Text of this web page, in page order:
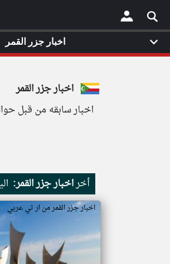
×
اخبار جزر القمر
اخبار سابقه من قبل حوالي ١٦
أخراخبار جزر القمر:
اخبار جزر القمر من ار تي عربي
اخبار جزر القمر